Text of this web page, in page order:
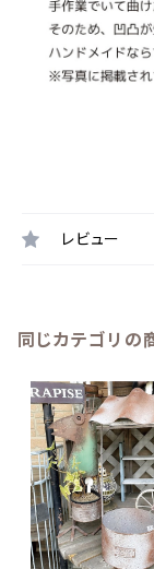
レビュー
同じカテゴリの